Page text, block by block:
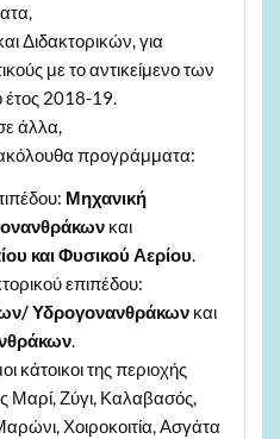
Διδακτορικών, για
με το αντικείμενο των
έτος 2018-19.
άλλα,
προγράμματα:
Μηχανική
και
και Φυσικού Αερίου.
επιπέδου:
Υδρογονανθράκωνκαι
.
κάτοικοι της περιοχής
Μαρί, Ζύγι, Καλαβασός,
Χοιροκοιτία, Ασγάτα